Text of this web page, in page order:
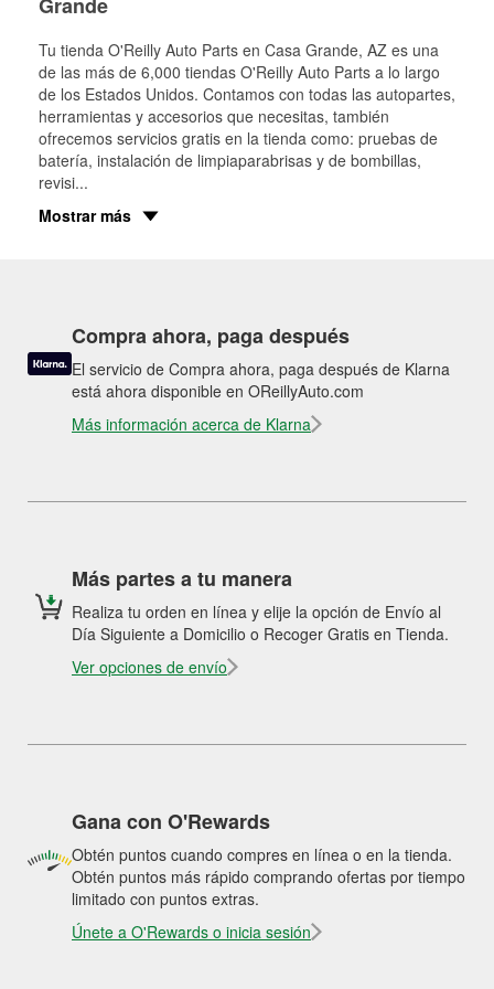
Tu tienda O'Reilly Auto Parts en Casa Grande, AZ es una
de las más de 6,000 tiendas O'Reilly Auto Parts a lo largo
de los Estados Unidos. Contamos con todas las autopartes,
herramientas y accesorios que necesitas, también
ofrecemos servicios gratis en la tienda como: pruebas de
batería, instalación de limpiaparabrisas y de bombillas,
revisi...
Mostrar más
Compra ahora, paga después
El servicio de Compra ahora, paga después de Klarna
está ahora disponible en OReillyAuto.com
Más información acerca de Klarna
Más partes a tu manera
Realiza tu orden en línea y elije la opción de Envío al
Día Siguiente a Domicilio o Recoger Gratis en Tienda.
Ver opciones de envío
Gana con O'Rewards
Obtén puntos cuando compres en línea o en la tienda.
Obtén puntos más rápido comprando ofertas por tiempo
limitado con puntos extras.
Únete a O'Rewards o inicia sesión